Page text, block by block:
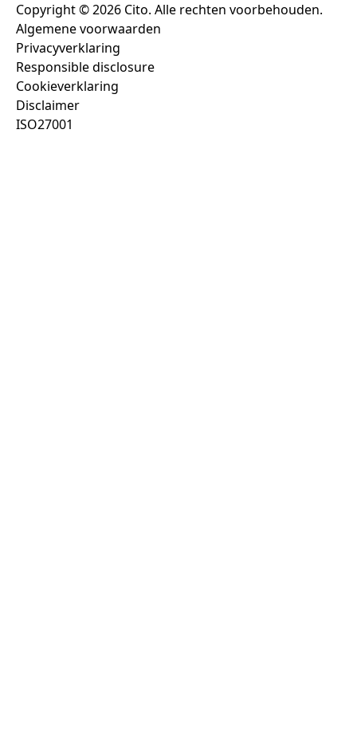
Copyright © 2026 Cito. Alle rechten voorbehouden.
Algemene voorwaarden
Privacyverklaring
Responsible disclosure
Cookieverklaring
Disclaimer
ISO27001